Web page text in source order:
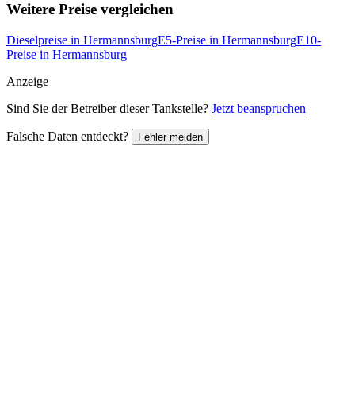
Weitere Preise vergleichen
Dieselpreise in HermannsburgE5-Preise in HermannsburgE10-
Preise in Hermannsburg
Anzeige
Sind Sie der Betreiber dieser Tankstelle? Jetzt beanspruchen
Falsche Daten entdeckt? Fehler melden